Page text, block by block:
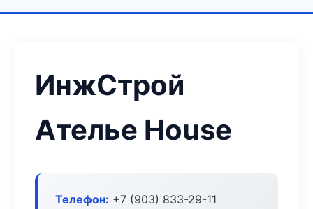
ИнжСтрой
Ателье House
Телефон: +7 (903) 833-29-11